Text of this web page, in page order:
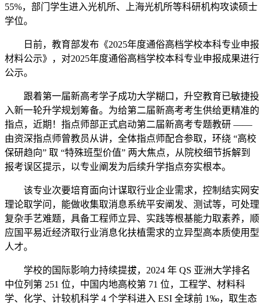
55%，部门学生进入光机所、上海光机所等科研机构攻读硕士
学位。
日前，教育部发布《2025年度通俗高档学校本科专业申报
材料公示》，对2025年度通俗高档学校本科专业申报成果进行
公示。
跟着第一届新高考学子成功大学糊口，升空教育已敏捷投
入新一轮升学规划筹备。为给第二届新高考考生供给更精准的
指点，近期！指点师部正式启动第二届新高考专题教研 ——
由资深指点师曾教员从讲，全体指点师配合参取，环绕 “高校
保研趋向” 取 “特殊班型价值” 两大焦点，从院校细节拆解到
报考误区提示，以专业阐发为后续升学指点夯实根本。
该专业次要培育面向计谋取行业企业需求，控制结实网安
理论取学问，能做收集取消息系统平安阐发、测试等，可处理
复杂手艺难题，具备工程师立异、实践等根基能力取素养，顺
应国平易近经济取行业消息化扶植需求的立异型高本质使用型
人才。
学校的国际影响力持续提拔，2024 年 QS 亚洲大学排名
中位列第 251 位，中国内地高校第 71 位，工程学、材料科
学、化学、计较机科学 4 个学科进入 ESI 全球前 1‰，取生态